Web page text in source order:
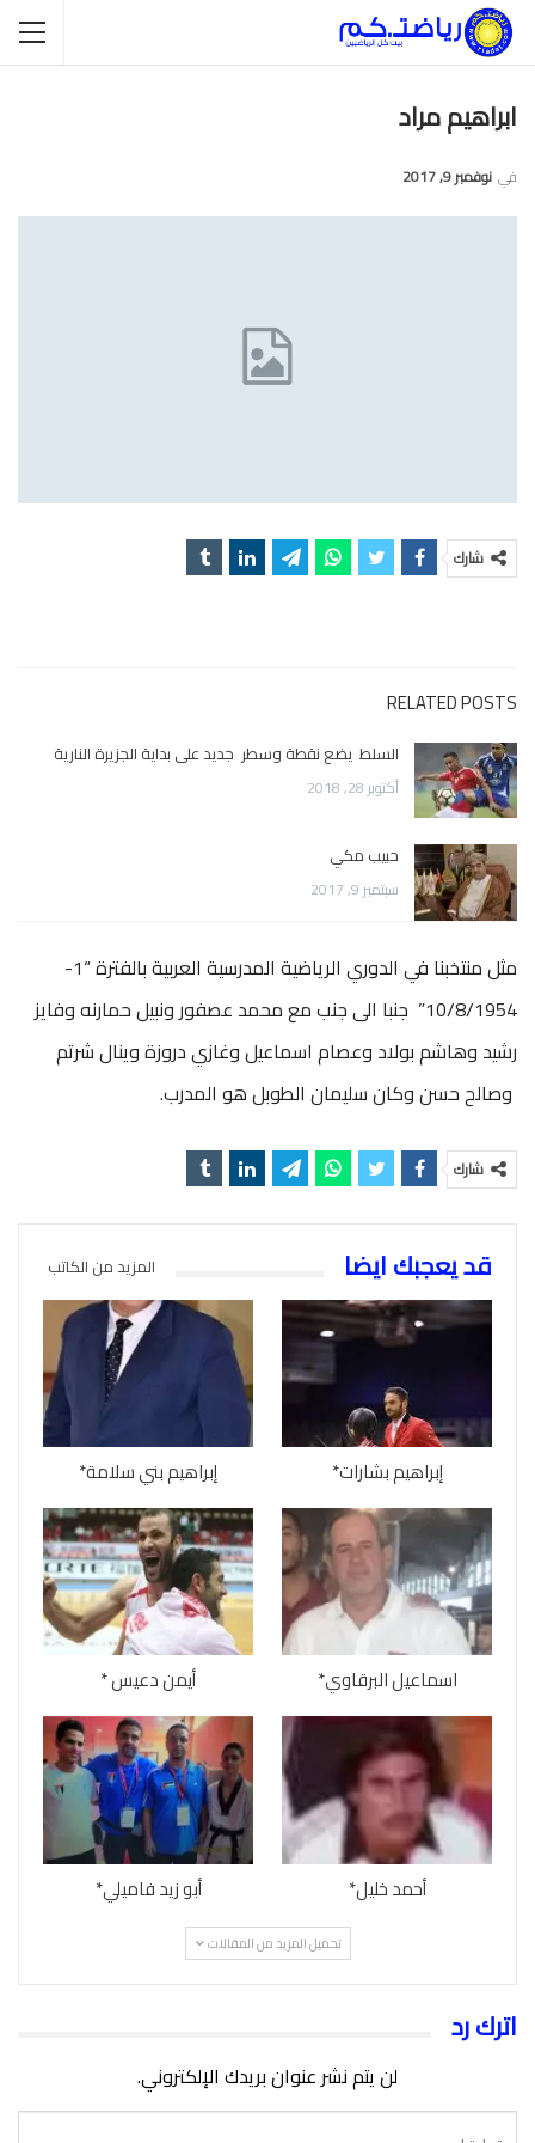
ابراهيم مراد
في نوفمبر 9, 2017
شارك
RELATED POSTS
السلط يضع نقطة وسطر جديد على بداية الجزيرة النارية
أكتوبر 28, 2018
حبيب مكي
سبتمبر 9, 2017
مثل منتخبنا في الدوري الرياضية المدرسية العربية بالفترة “1-
10/8/1954” جنبا الى جنب مع محمد عصفور ونبيل حمارنه وفايز
رشيد وهاشم بولاد وعصام اسماعيل وغازي دروزة وينال شرتم
وصالح حسن وكان سليمان الطوبل هو المدرب.
شارك
قد يعجبك ايضا المزيد من الكاتب
إبراهيم بشارات* إبراهيم بني سلامة*
اسماعيل البرقاوي* أيمن دعيس *
أحمد خليل* أبو زيد فاميلي*
تحميل المزيد من المقالات
اترك رد
لن يتم نشر عنوان بريدك الإلكتروني.